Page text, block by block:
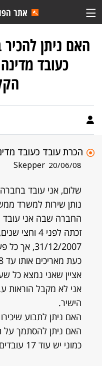
אתר
האם ניתן
כעובד
הכרת עובד כעובד
Skepper 20/06/08
שלום, אני עובד בחברה X
נותן שירות למשרד
החברה שבה אני עובד
זכתה לפני 4
31/12/
כעת מאריכים אותו עד 31/12/2008.
אציין שאני נמצא כל
אני לא מקבל הוראות
הישיר.
האם ניתן לתבוע
האם ניתן להסתמך על
כמוני יש עוד 17 עובדים הפזורים ברחבי הארץ.